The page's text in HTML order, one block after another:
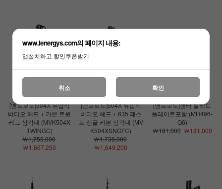
[맨프로토]504X 유압식
비디오 헤드 + 카본 트윈
레그 삼각대 (MVK504X
TWINGC)
￦1,755,000
￦1,667,250
[맨프로토]504X 유압식
비디오 헤드 + 635 패스
트 싱글 카본 삼각대 (MV
K504XSNGFC)
￦1,736,000
￦1,649,200
[맨프로토]센터 볼헤드
플레이트포함 (MH496-
Q6)
￦181,000￦181,000
www.lenergys.com의 페이지 내용:
앱설치하고 할인쿠폰받기
취소 확인